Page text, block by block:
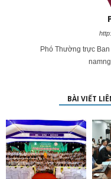
Phó Thường trực
BÀI VIẾT